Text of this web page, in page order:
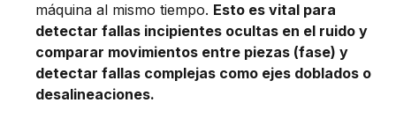
máquina al mismo tiempo. Esto es vital para
detectar fallas incipientes ocultas en el ruido y
comparar movimientos entre piezas (fase) y
detectar fallas complejas como ejes doblados o
desalineaciones.